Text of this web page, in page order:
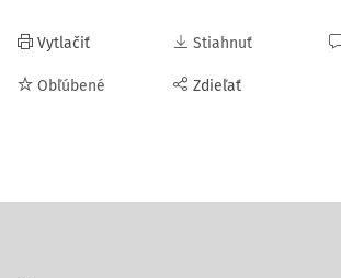
Vytlačiť
Obľúbené
Stiahnuť
Zdieľať